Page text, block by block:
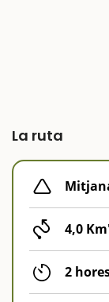
La ruta
4,0
2